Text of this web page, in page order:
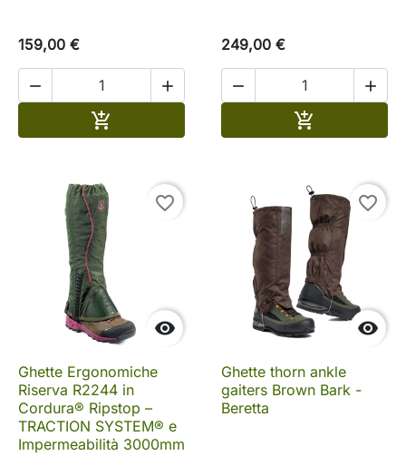
159,00 €
 

249,00 €
 


favorite_border
Ghette Ergonomiche
Riserva R2244 in
Cordura® Ripstop –
TRACTION SYSTEM® e
Impermeabilità 3000mm

favorite_border
Ghette thorn ankle
gaiters Brown Bark -
Beretta